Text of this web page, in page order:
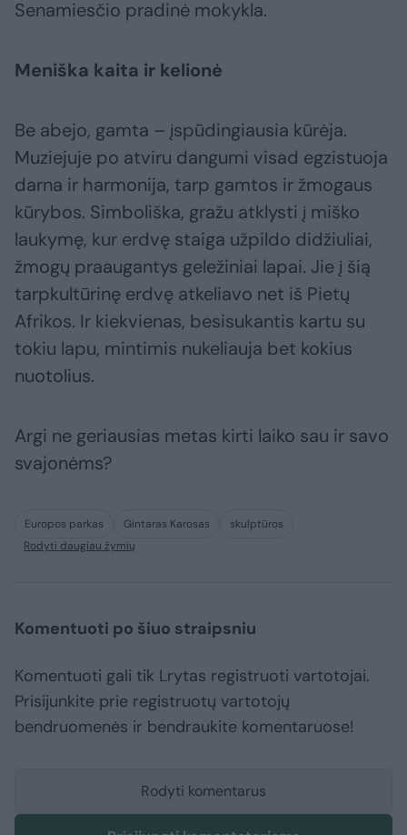
Senamiesčio pradinė mokykla.
Meniška kaita ir kelionė
Be abejo, gamta – įspūdingiausia kūrėja.
Muziejuje po atviru dangumi visad egzistuoja
darna ir harmonija, tarp gamtos ir žmogaus
kūrybos. Simboliška, gražu atklysti į miško
laukymę, kur erdvę staiga užpildo didžiuliai,
žmogų praaugantys geležiniai lapai. Jie į šią
tarpkultūrinę erdvę atkeliavo net iš Pietų
Afrikos. Ir kiekvienas, besisukantis kartu su
tokiu lapu, mintimis nukeliauja bet kokius
nuotolius.
Argi ne geriausias metas kirti laiko sau ir savo
svajonėms?
Europos parkas Gintaras Karosas
skulptūros
Rodyti daugiau žymių
Komentuoti po šiuo straipsniu
Komentuoti gali tik Lrytas registruoti vartotojai.
Prisijunkite prie registruotų vartotojų
bendruomenės ir bendraukite komentaruose!
Rodyti komentarus